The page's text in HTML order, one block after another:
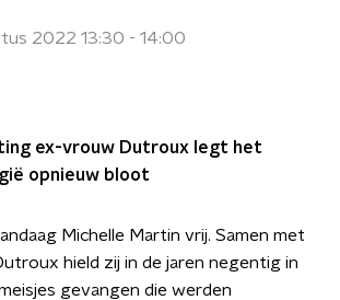
2022 13:30 - 14:00
ex-vrouw Dutroux legt het
opnieuw bloot
Michelle Martin vrij. Samen met
hield zij in de jaren negentig in
gevangen die werden